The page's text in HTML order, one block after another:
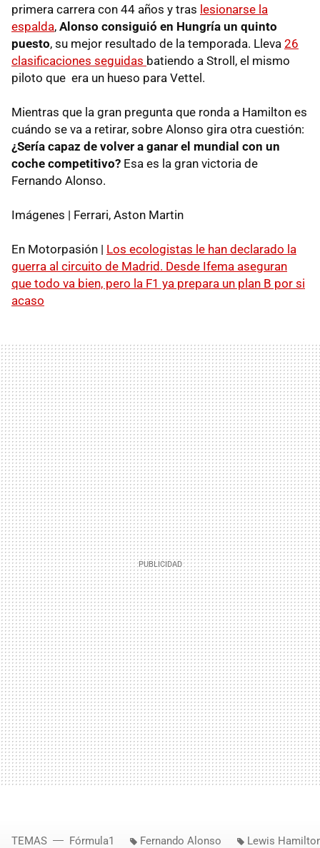
primera carrera con 44 años y tras lesionarse la
espalda, Alonso consiguió en Hungría un quinto
puesto, su mejor resultado de la temporada. Lleva 26
clasificaciones seguidas batiendo a Stroll, el mismo
piloto que era un hueso para Vettel.
Mientras que la gran pregunta que ronda a Hamilton es
cuándo se va a retirar, sobre Alonso gira otra cuestión:
¿Sería capaz de volver a ganar el mundial con un
coche competitivo? Esa es la gran victoria de
Fernando Alonso.
Imágenes | Ferrari, Aston Martin
En Motorpasión | Los ecologistas le han declarado la
guerra al circuito de Madrid. Desde Ifema aseguran
que todo va bien, pero la F1 ya prepara un plan B por si
acaso
TEMAS Fórmula1 Fernando Alonso Lewis